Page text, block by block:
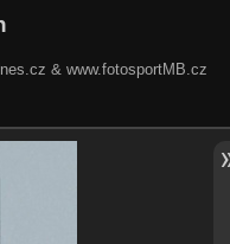
& www.fotosportMB.cz